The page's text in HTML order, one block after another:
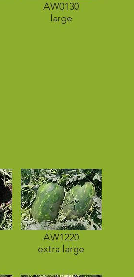
AW0130
large
AW1220
extra large